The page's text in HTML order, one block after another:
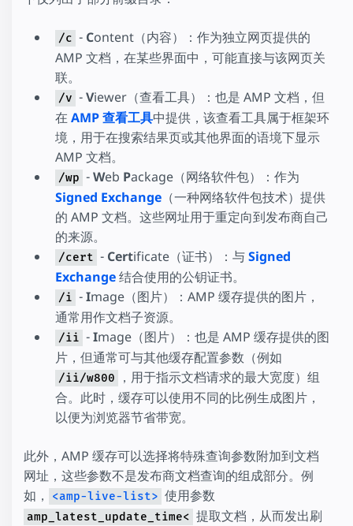
/c - Content（内容）：作为独立网页提供的
AMP 文档，在某些界面中，可能直接与该网页关
联。
/v -Viewer（查看工具）：也是 AMP 文档，但
在 AMP 查看工具中提供，该查看工具属于框架环
境，用于在搜索结果页或其他界面的语境下显示
AMP 文档。
/wp -Web Package（网络软件包）：作为
Signed Exchange （一种网络软件包技术）提供
的 AMP 文档。这些网址用于重定向到发布商自己
的来源。
/cert - Certificate（证书）：与Signed
Exchange结合使用的公钥证书。
/i -Image（图片）：AMP 缓存提供的图片，
通常用作文档子资源。
/ii -Image（图片）：也是 AMP 缓存提供的图
片，但通常可与其他缓存配置参数（例如
/ii/w800
，用于指示文档请求的最大宽度）组
合。此时，缓存可以使用不同的比例生成图片，
以便为浏览器节省带宽。
此外，AMP 缓存可以选择将特殊查询参数附加到文档
网址，这些参数不是发布商文档查询的组成部分。例
如，
<amp-live-list> 使用参数
amp_latest_update_time< 提取文档，从而发出刷